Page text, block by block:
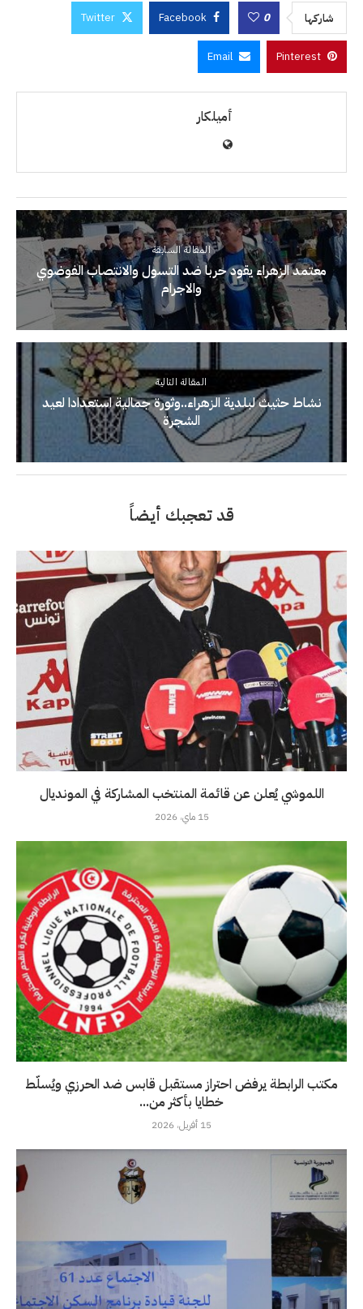
شاركها 0
Facebook
Twitter
Pinterest
Email
أميلكار
المقالة السابقة
معتمد الزهراء يقود حربا ضد التسول والانتصاب الفوضوي
والاجرام
المقالة التالية
نشاط حثيث لبلدية الزهراء..وثورة جمالية استعدادا لعيد
الشجرة
قد تعجبك أيضاً
اللموشي يُعلن عن قائمة المنتخب المشاركة في المونديال
15 ماي، 2026
مكتب الرابطة يرفض احتراز مستقبل قابس ضد الحرزي ويُسلّط
خطايا بأكثر من...
15 أفريل، 2026